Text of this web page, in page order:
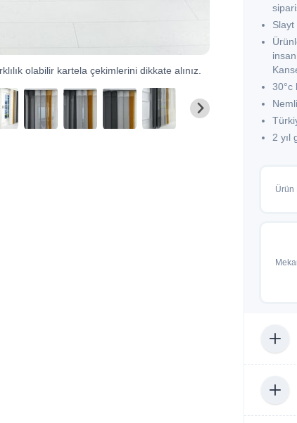
olabilir kartela çekimlerini dikkate alınız.
30°c
2 yıl
Ürün